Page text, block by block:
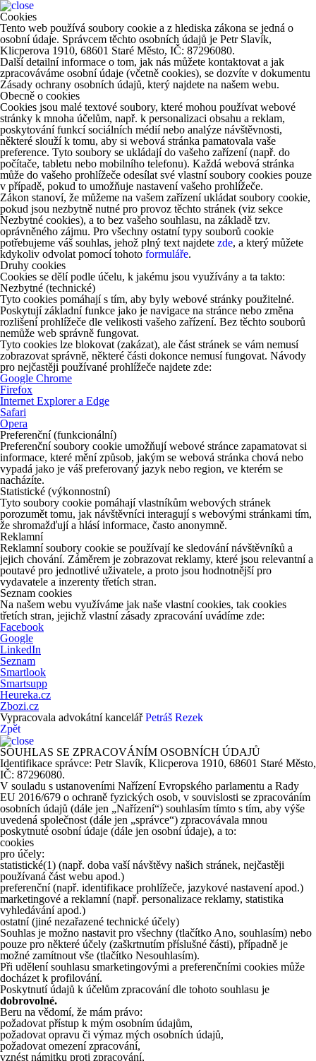
Cookies
Tento web používá soubory cookie a z hlediska zákona se jedná o
osobní údaje. Správcem těchto osobních údajů je Petr Slavík,
Klicperova 1910, 68601 Staré Město, IČ: 87296080.
Další detailní informace o tom, jak nás můžete kontaktovat a jak
zpracováváme osobní údaje (včetně cookies), se dozvíte v dokumentu
Zásady ochrany osobních údajů, který najdete na našem webu.
Obecně o cookies
Cookies jsou malé textové soubory, které mohou používat webové
stránky k mnoha účelům, např. k personalizaci obsahu a reklam,
poskytování funkcí sociálních médií nebo analýze návštěvnosti,
některé slouží k tomu, aby si webová stránka pamatovala vaše
preference. Tyto soubory se ukládají do vašeho zařízení (např. do
počítače, tabletu nebo mobilního telefonu). Každá webová stránka
může do vašeho prohlížeče odesílat své vlastní soubory cookies pouze
v případě, pokud to umožňuje nastavení vašeho prohlížeče.
Zákon stanoví, že můžeme na vašem zařízení ukládat soubory cookie,
pokud jsou nezbytně nutné pro provoz těchto stránek (viz sekce
Nezbytné cookies), a to bez vašeho souhlasu, na základě tzv.
oprávněného zájmu. Pro všechny ostatní typy souborů cookie
potřebujeme váš souhlas, jehož plný text najdete zde, a který můžete
kdykoliv odvolat pomocí tohoto formuláře.
Druhy cookies
Cookies se dělí podle účelu, k jakému jsou využívány a ta takto:
Nezbytné (technické)
Tyto cookies pomáhají s tím, aby byly webové stránky použitelné.
Poskytují základní funkce jako je navigace na stránce nebo změna
rozlišení prohlížeče dle velikosti vašeho zařízení. Bez těchto souborů
nemůže web správně fungovat.
Tyto cookies lze blokovat (zakázat), ale část stránek se vám nemusí
zobrazovat správně, některé části dokonce nemusí fungovat. Návody
pro nejčastěji používané prohlížeče najdete zde:
Google Chrome
Firefox
Internet Explorer a Edge
Safari
Opera
Preferenční (funkcionální)
Preferenční soubory cookie umožňují webové stránce zapamatovat si
informace, které mění způsob, jakým se webová stránka chová nebo
vypadá jako je váš preferovaný jazyk nebo region, ve kterém se
nacházíte.
Statistické (výkonnostní)
Tyto soubory cookie pomáhají vlastníkům webových stránek
porozumět tomu, jak návštěvníci interagují s webovými stránkami tím,
že shromažďují a hlásí informace, často anonymně.
Reklamní
Reklamní soubory cookie se používají ke sledování návštěvníků a
jejich chování. Záměrem je zobrazovat reklamy, které jsou relevantní a
poutavé pro jednotlivé uživatele, a proto jsou hodnotnější pro
vydavatele a inzerenty třetích stran.
Seznam cookies
Na našem webu využíváme jak naše vlastní cookies, tak cookies
třetích stran, jejichž vlastní zásady zpracování uvádíme zde:
Facebook
Google
LinkedIn
Seznam
Smartlook
Smartsupp
Heureka.cz
Zbozi.cz
Vypracovala advokátní kancelářPetráš Rezek
Zpět
SOUHLAS SE ZPRACOVÁNÍM OSOBNÍCH ÚDAJŮ
Identifikace správce: Petr Slavík, Klicperova 1910, 68601 Staré Město,
IČ: 87296080.
V souladu s ustanoveními Nařízení Evropského parlamentu a Rady
EU 2016/679 o ochraně fyzických osob, v souvislosti se zpracováním
osobních údajů (dále jen „Nařízení“) souhlasím tímto s tím, aby výše
uvedená společnost (dále jen „správce“) zpracovávala mnou
poskytnuté osobní údaje (dále jen osobní údaje), a to:
cookies
pro účely:
statistické(1) (např. doba vaší návštěvy našich stránek, nejčastěji
používaná část webu apod.)
preferenční (např. identifikace prohlížeče, jazykové nastavení apod.)
marketingové a reklamní (např. personalizace reklamy, statistika
vyhledávání apod.)
ostatní (jiné nezařazené technické účely)
Souhlas je možno nastavit pro všechny (tlačítko Ano, souhlasím) nebo
pouze pro některé účely (zaškrtnutím příslušné části), případně je
možné zamítnout vše (tlačítko Nesouhlasím).
Při udělení souhlasu smarketingovými a preferenčními cookies může
docházet k profilování.
Poskytnutí údajů k účelům zpracování dle tohoto souhlasu je
dobrovolné.
Beru na vědomí, že mám právo:
požadovat přístup k mým osobním údajům,
požadovat opravu či výmaz mých osobních údajů,
požadovat omezení zpracování,
vznést námitku proti zpracování,